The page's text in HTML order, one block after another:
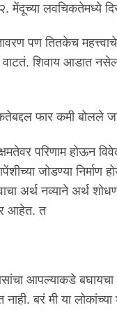
मेंदूच्या लवचिकतेमध्ये
पण तितकेच
शिवाय आडात नसेल
फार कमी बोलले
परिणाम होऊन
जोडण्या निर्माण
अर्थ नव्याने अर्थ
आहेत. त
आपल्याकडे बघायचा
बरं मी या लोकांच्या